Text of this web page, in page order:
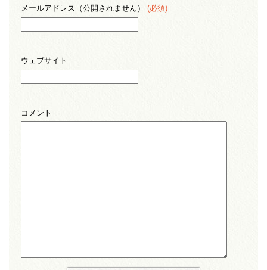
メールアドレス（公開されません） (必須)
ウェブサイト
コメント